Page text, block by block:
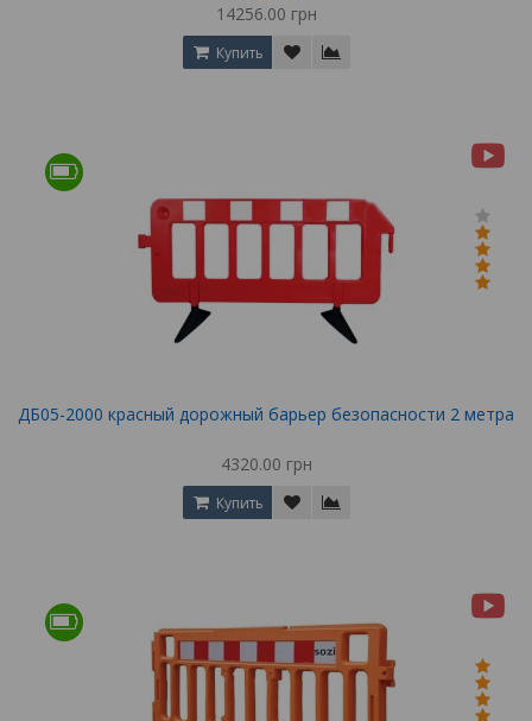
14256.00 грн
Купить
ДБ05-2000 красный дорожный барьер безопасности 2 метра
4320.00 грн
Купить